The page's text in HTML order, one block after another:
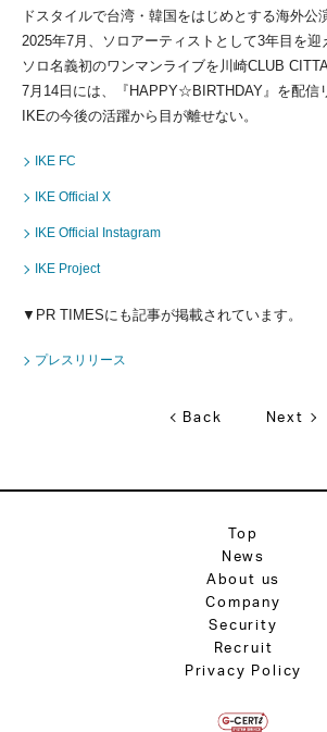
ドスタイルで台湾・韓国をはじめとする海外公
2025年7月、ソロアーティストとして3年目を迎
ソロ名義初のワンマンライブを川崎CLUB
7月14日には、『HAPPY☆BIRTHDAY』を配信
IKEの今後の活躍から目が離せない。
IKE FC
IKE Official X
IKE Official Instagram
IKE Project
▼PR TIMESにも記事が掲載されています。
プレスリリース
Back Next
Top
News
About us
Company
Security
Recruit
Privacy Policy